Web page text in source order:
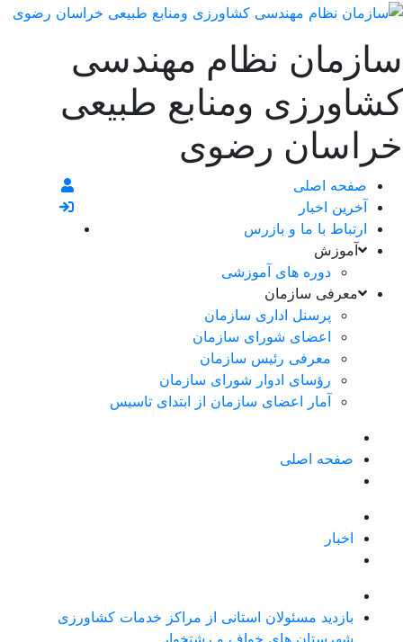
سازمان نظام مهندسی
کشاورزی ومنابع طبیعی
خراسان رضوی
صفحه اصلی
آخرین اخبار
ارتباط با ما و بازرس
آموزش
دوره های آموزشی
معرفی سازمان
پرسنل اداری سازمان
اعضای شورای سازمان
معرفی رئیس سازمان
رؤسای ادوار شورای سازمان
آمار اعضای سازمان از ابتدای تاسیس
صفحه اصلی
اخبار
بازدید مسئولان استانی از مراکز خدمات کشاورزی
شهرستان های خواف و رشتخوار